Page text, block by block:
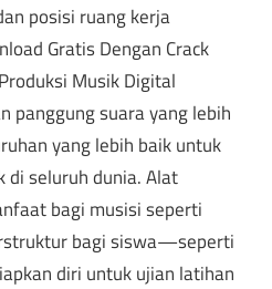
posisi ruang kerja
Gratis Dengan Crack
Musik Digital
panggung suara yang lebih
yang lebih baik untuk
di seluruh dunia. Alat
bagi musisi seperti
bagi siswa—seperti
diri untuk ujian latihan